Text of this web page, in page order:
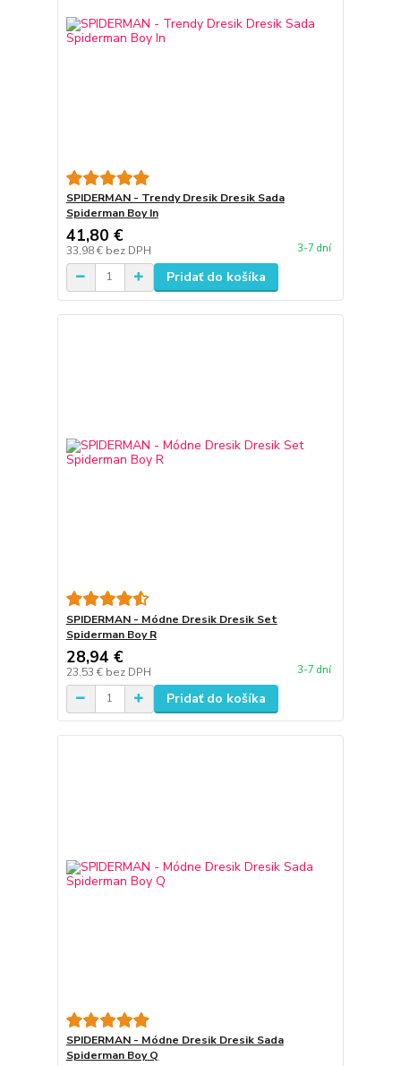
SPIDERMAN - Trendy Dresik Dresik Sada
Spiderman Boy In
41,80 €
33,98 € bez DPH 3-7 dní
Pridať do košíka
SPIDERMAN - Módne Dresik Dresik Set
Spiderman Boy R
28,94 €
23,53 € bez DPH 3-7 dní
Pridať do košíka
SPIDERMAN - Módne Dresik Dresik Sada
Spiderman Boy Q